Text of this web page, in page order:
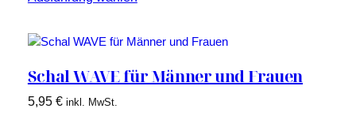
Schal WAVE für Männer und Frauen
5,95 € inkl. MwSt.